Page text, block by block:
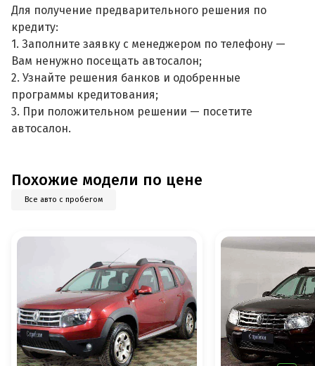
Для получение предварительного решения по
кредиту:
1. Заполните заявку с менеджером по телефону —
Вам ненужно посещать автосалон;
2. Узнайте решения банков и одобренные
программы кредитования;
3. При положительном решении — посетите
автосалон.
Похожие модели по цене
Все авто с пробегом